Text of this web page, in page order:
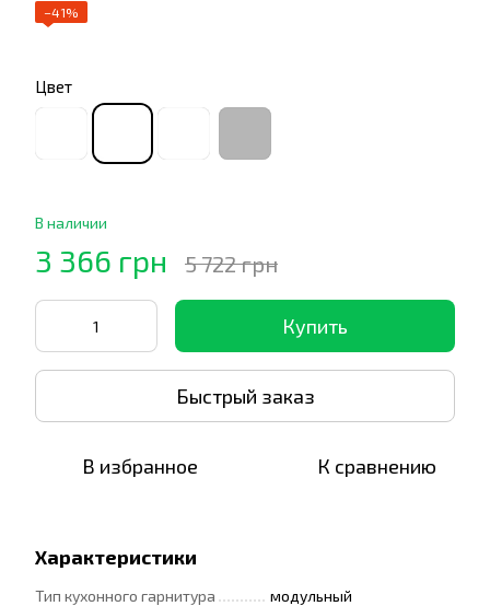
−41%
Цвет
В наличии
3 366 грн 5 722 грн
Купить
Быстрый заказ
В избранное К сравнению
Характеристики
Тип кухонного гарнитура модульный